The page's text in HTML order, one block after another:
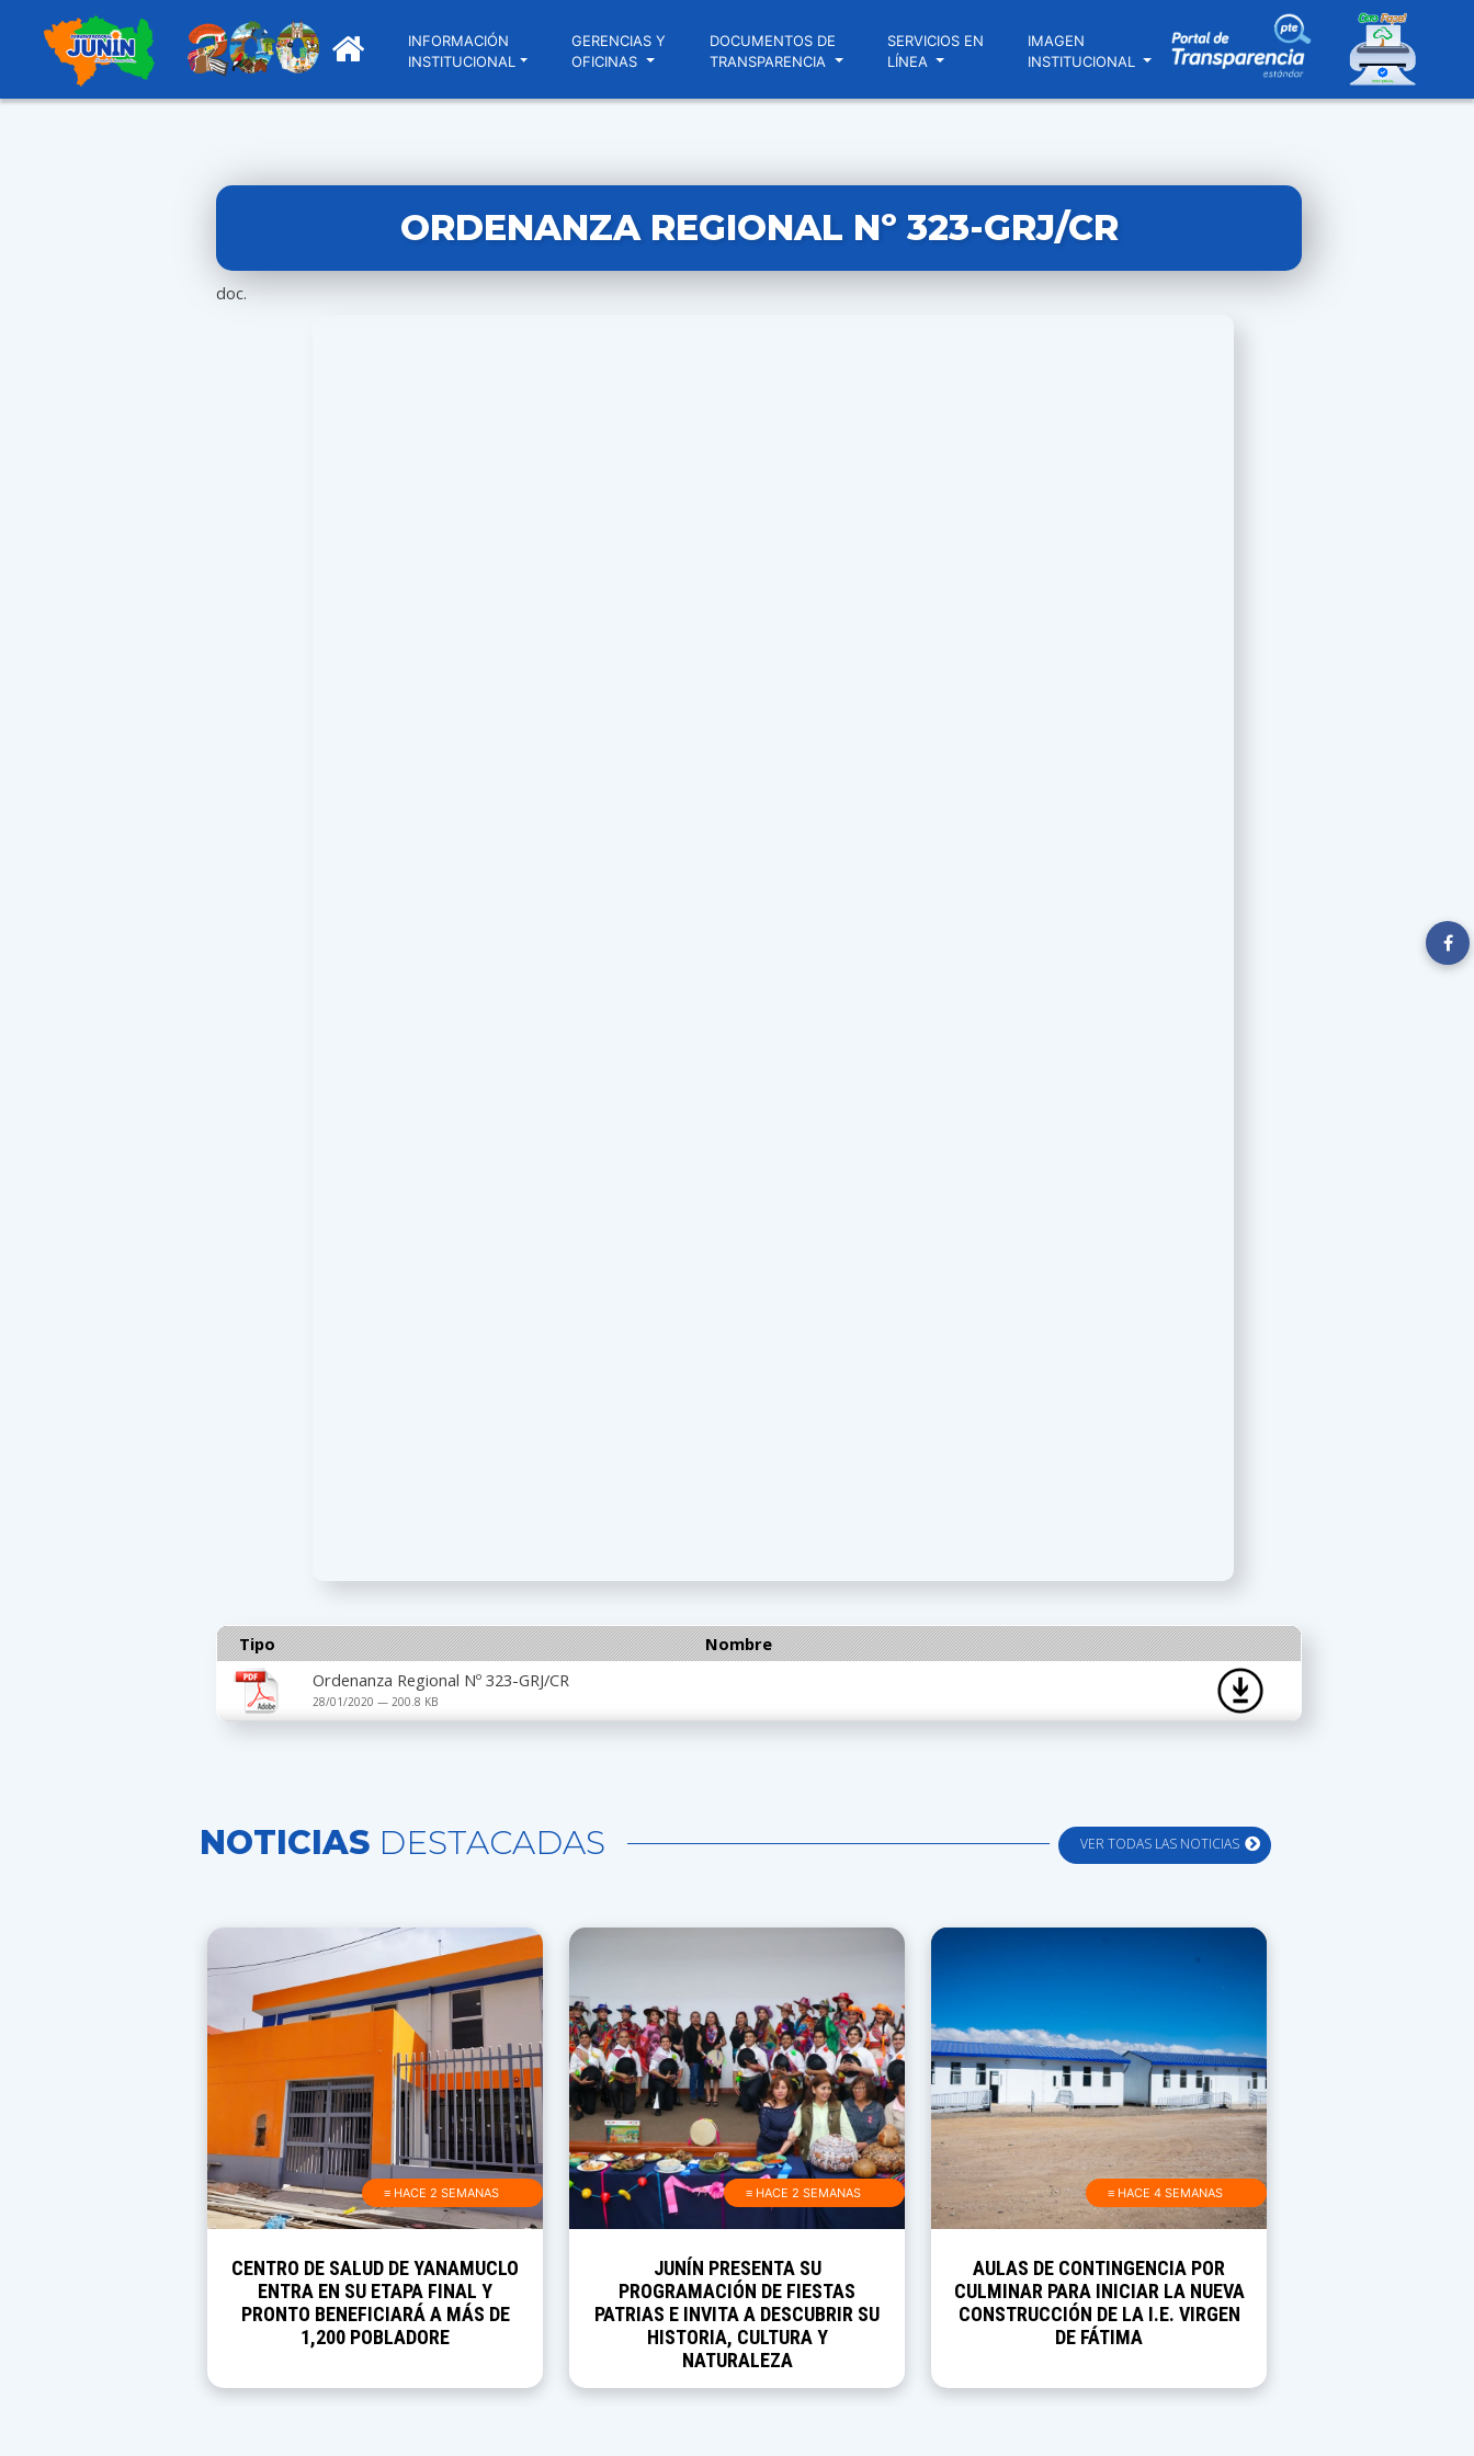
INFORMACIÓN
INSTITUCIONAL
GERENCIAS Y
OFICINAS
DOCUMENTOS DE
TRANSPARENCIA
SERVICIOS EN
LÍNEA
IMAGEN
INSTITUCIONAL
ORDENANZA REGIONAL Nº 323-GRJ/CR
doc.
Tipo
Nombre
Ordenanza Regional Nº 323-GRJ/CR
28/01/2020 — 200.8 KB
VER TODAS LAS NOTICIAS
NOTICIAS DESTACADAS
≡ HACE 2 SEMANAS
CENTRO DE SALUD DE YANAMUCLO
ENTRA EN SU ETAPA FINAL Y
PRONTO BENEFICIARÁ A MÁS DE
1,200 POBLADORE
≡ HACE 2 SEMANAS
JUNÍN PRESENTA SU
PROGRAMACIÓN DE FIESTAS
PATRIAS E INVITA A DESCUBRIR SU
HISTORIA, CULTURA Y
NATURALEZA
≡ HACE 4 SEMANAS
AULAS DE CONTINGENCIA POR
CULMINAR PARA INICIAR LA NUEVA
CONSTRUCCIÓN DE LA I.E. VIRGEN
DE FÁTIMA